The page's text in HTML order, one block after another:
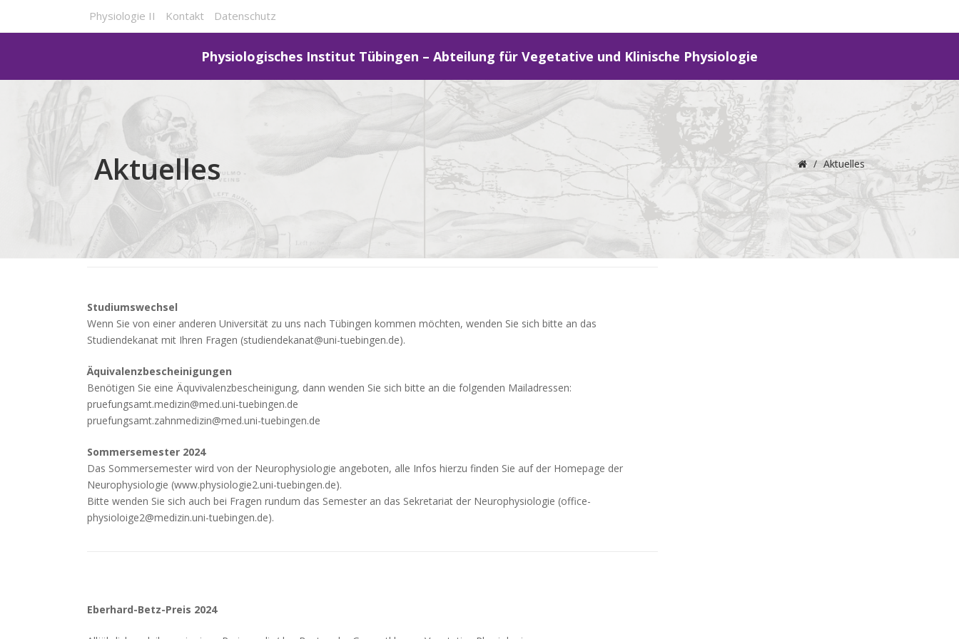
Physiologie II Kontakt Datenschutz
Physiologisches Institut Tübingen – Abteilung für Vegetative und Klinische Physiologie
Aktuelles / Aktuelles
Studiumswechsel
Wenn Sie von einer anderen Universität zu uns nach Tübingen kommen möchten, wenden Sie sich bitte an das
Studiendekanat mit Ihren Fragen (studiendekanat@uni-tuebingen.de).
Äquivalenzbescheinigungen
Benötigen Sie eine Äquvivalenzbescheinigung, dann wenden Sie sich bitte an die folgenden Mailadressen:
pruefungsamt.medizin@med.uni-tuebingen.de
pruefungsamt.zahnmedizin@med.uni-tuebingen.de
Sommersemester 2024
Das Sommersemester wird von der Neurophysiologie angeboten, alle Infos hierzu finden Sie auf der Homepage der
Neurophysiologie (www.physiologie2.uni-tuebingen.de).
Bitte wenden Sie sich auch bei Fragen rundum das Semester an das Sekretariat der Neurophysiologie (office-
physioloige2@medizin.uni-tuebingen.de).
Eberhard-Betz-Preis 2024